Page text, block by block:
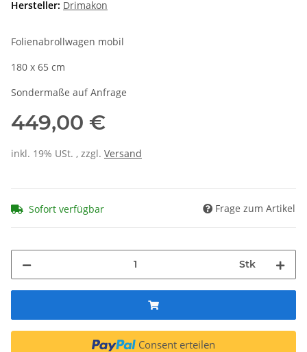
Hersteller: Drimakon
Folienabrollwagen mobil
180 x 65 cm
Sondermaße auf Anfrage
449,00 €
inkl. 19% USt. , zzgl. Versand
Sofort verfügbar Frage zum Artikel
Stk
Consent erteilen